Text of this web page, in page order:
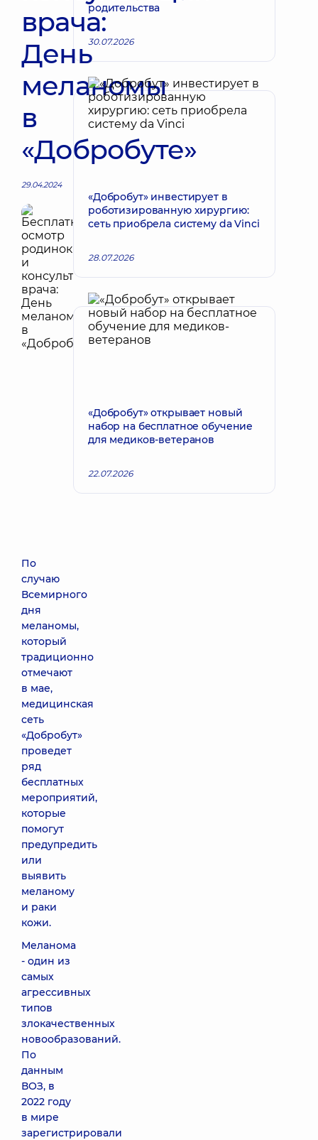
врача:
День
меланомы
в
«Добробуте»
29.04.2024
По
случаю
Всемирного
дня
меланомы,
который
традиционно
отмечают
в мае,
медицинская
сеть
«Добробут»
проведет
ряд
бесплатных
мероприятий,
которые
помогут
предупредить
или
выявить
меланому
и раки
кожи.
Меланома
- один из
самых
агрессивных
типов
злокачественных
новообразований.
По
данным
ВОЗ, в
2022 году
в мире
зарегистрировали
родительства
30.07.2026
«Добробут» инвестирует в
роботизированную хирургию:
сеть приобрела систему da Vinci
28.07.2026
«Добробут» открывает новый
набор на бесплатное обучение
для медиков-ветеранов
22.07.2026